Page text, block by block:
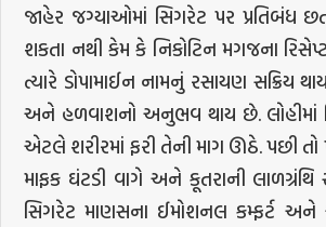
જાહેર જગ્યાઓમાં સિગરેટ પર પ્રતિબંધ
શકતા નથી કેમ કે નિકોટિન મગજના
ત્યારે ડોપામાઈન નામનું રસાયણ સક્રિય
અને હળવાશનો અનુભવ થાય છે. લોહીમાં
એટલે શરીરમાં ફરી તેની માગ ઊઠે. પછી તો
માફક ઘંટડી વાગે અને કૂતરાની
સિગરેટ માણસના ઈમોશનલ કમ્ફર્ટ